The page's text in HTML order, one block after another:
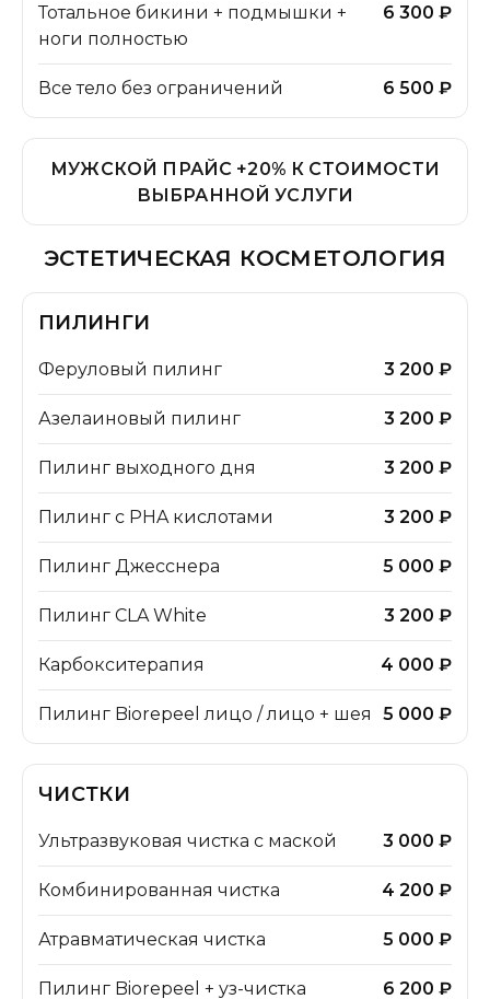
Тотальное бикини + подмышки +
ноги полностью
6 300 ₽
Все тело без ограничений 6 500 ₽
МУЖСКОЙ ПРАЙС +20% К СТОИМОСТИ
ВЫБРАННОЙ УСЛУГИ
ЭСТЕТИЧЕСКАЯ КОСМЕТОЛОГИЯ
ПИЛИНГИ
Феруловый пилинг 3 200 ₽
Азелаиновый пилинг 3 200 ₽
Пилинг выходного дня 3 200 ₽
Пилинг с PHA кислотами 3 200 ₽
Пилинг Джесснера 5 000 ₽
Пилинг CLA White 3 200 ₽
Карбокситерапия 4 000 ₽
Пилинг Biorepeel лицо / лицо + шея 5 000 ₽
ЧИСТКИ
Ультразвуковая чистка с маской 3 000 ₽
Комбинированная чистка 4 200 ₽
Атравматическая чистка 5 000 ₽
Пилинг Biorepeel + уз-чистка 6 200 ₽